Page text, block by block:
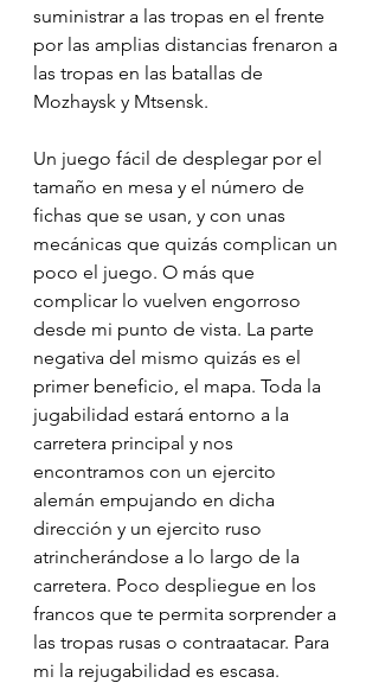
suministrar a las tropas en el frente
por las amplias distancias frenaron a
las tropas en las batallas de
Mozhaysk y Mtsensk.
Un juego fácil de desplegar por el
tamaño en mesa y el número de
fichas que se usan, y con unas
mecánicas que quizás complican un
poco el juego. O más que
complicar lo vuelven engorroso
desde mi punto de vista. La parte
negativa del mismo quizás es el
primer beneficio, el mapa. Toda la
jugabilidad estará entorno a la
carretera principal y nos
encontramos con un ejercito
alemán empujando en dicha
dirección y un ejercito ruso
atrincherándose a lo largo de la
carretera. Poco despliegue en los
francos que te permita sorprender a
las tropas rusas o contraatacar. Para
mi la rejugabilidad es escasa.